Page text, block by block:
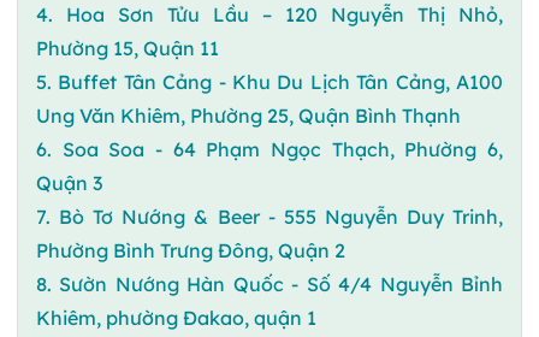
4. Hoa Sơn Tửu Lầu – 120 Nguyễn Thị Nhỏ,
Phường 15, Quận 11
5. Buffet Tân Cảng - Khu Du Lịch Tân Cảng, A100
Ung Văn Khiêm, Phường 25, Quận Bình Thạnh
6. Soa Soa - 64 Phạm Ngọc Thạch, Phường 6,
Quận 3
7. Bò Tơ Nướng & Beer - 555 Nguyễn Duy Trinh,
Phường Bình Trưng Đông, Quận 2
8. Sườn Nướng Hàn Quốc - Số 4/4 Nguyễn Bỉnh
Khiêm, phường Đakao, quận 1